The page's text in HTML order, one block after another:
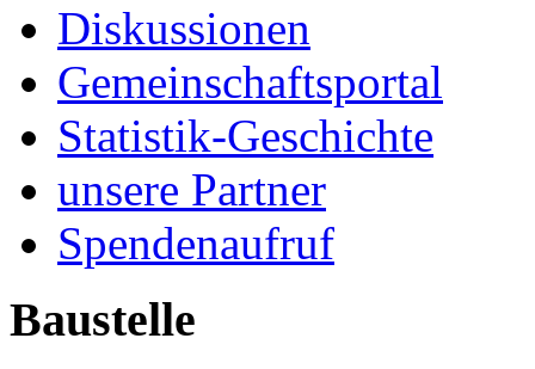
Diskussionen
Gemeinschaftsportal
Statistik-Geschichte
unsere Partner
Spendenaufruf
Baustelle